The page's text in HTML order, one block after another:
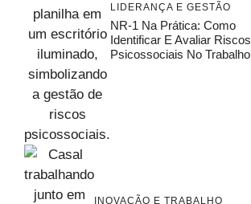
LIDERANÇA E GESTÃO
NR-1 Na Prática: Como
Identificar E Avaliar Riscos
Psicossociais No Trabalho
INOVAÇÃO E TRABALHO